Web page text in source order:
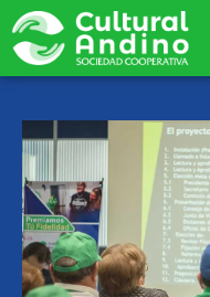
contenido